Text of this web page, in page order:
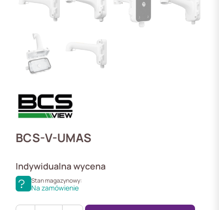
BCS-V-UMAS
Indywidualna wycena
Stan magazynowy:
Na zamówienie